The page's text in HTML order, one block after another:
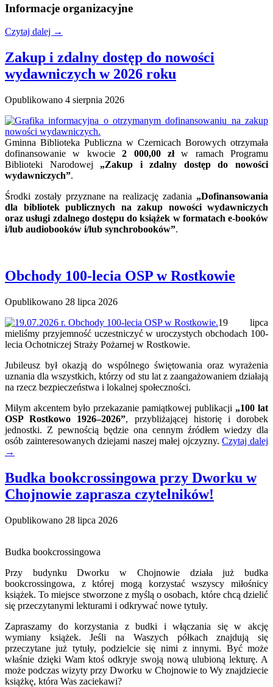
Informacje organizacyjne
Czytaj dalej →
Zakup i zdalny dostęp do nowości
wydawniczych w 2026 roku
Opublikowano 4 sierpnia 2026
Gminna Biblioteka Publiczna w Czernicach Borowych otrzymała
dofinansowanie w kwocie2 000,00 złw ramach Programu
Biblioteki Narodowej „Zakup i zdalny dostęp do nowości
wydawniczych”.
Środki zostały przyznane na realizację zadania „Dofinansowania
dla bibliotek publicznych na zakup nowości wydawniczych
oraz usługi zdalnego dostępu do książek w formatach e-booków
i/lub audiobooków i/lub synchrobooków”.
Obchody 100-lecia OSP w Rostkowie
Opublikowano 28 lipca 2026
19 lipca
mieliśmy przyjemność uczestniczyć w uroczystych obchodach 100-
lecia Ochotniczej Straży Pożarnej w Rostkowie.
Jubileusz był okazją do wspólnego świętowania oraz wyrażenia
uznania dla wszystkich, którzy od stu lat z zaangażowaniem działają
na rzecz bezpieczeństwa i lokalnej społeczności.
Miłym akcentem było przekazanie pamiątkowej publikacji „100 lat
OSP Rostkowo 1926–2026”, przybliżającej historię i dorobek
jednostki. Z pewnością będzie ona cennym źródłem wiedzy dla
osób zainteresowanych dziejami naszej małej ojczyzny.Czytaj dalej
→
Budka bookcrossingowa przy Dworku w
Chojnowie zaprasza czytelników!
Opublikowano 28 lipca 2026
Budka bookcrossingowa
Przy budynku Dworku w Chojnowie działa już budka
bookcrossingowa, z której mogą korzystać wszyscy miłośnicy
książek. To miejsce stworzone z myślą o osobach, które chcą dzielić
się przeczytanymi lekturami i odkrywać nowe tytuły.
Zapraszamy do korzystania z budki i włączania się w akcję
wymiany książek. Jeśli na Waszych półkach znajdują się
przeczytane już tytuły, podzielcie się nimi z innymi. Być może
właśnie dzięki Wam ktoś odkryje swoją nową ulubioną lekturę. A
może podczas wizyty przy Dworku w Chojnowie to Wy znajdziecie
książkę, która Was zaciekawi?